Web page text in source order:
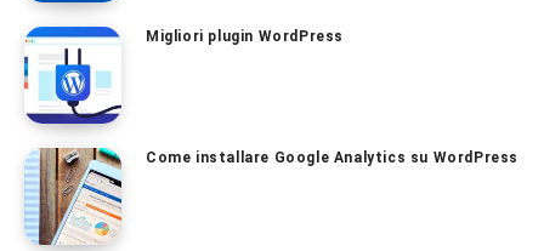
Migliori plugin WordPress
Come installare Google Analytics su WordPress